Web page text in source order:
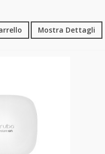
Mostra Dettagli